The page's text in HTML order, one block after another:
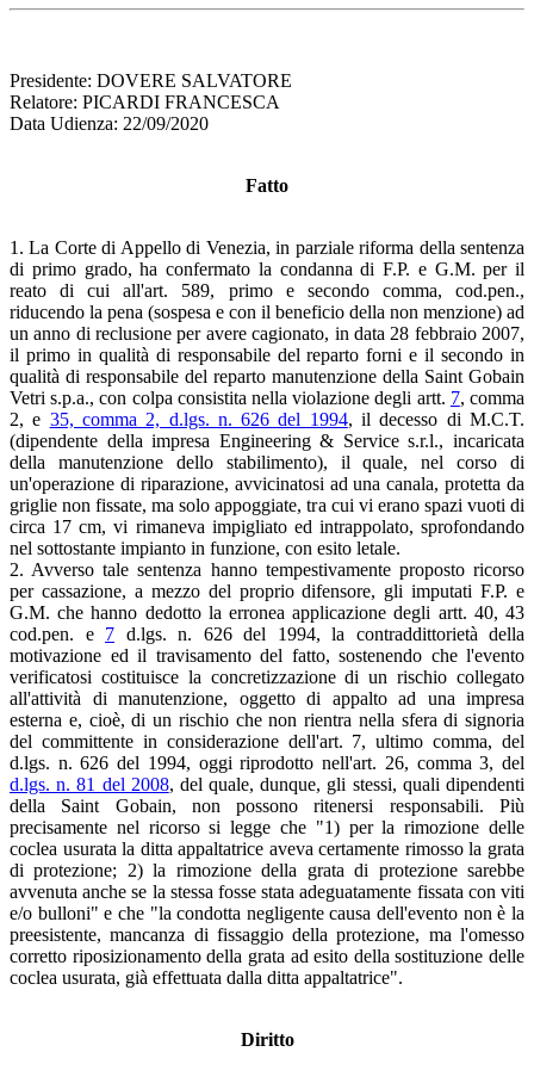
Presidente: DOVERE SALVATORE
Relatore: PICARDI FRANCESCA
Data Udienza: 22/09/2020
Fatto
1. La Corte di Appello di Venezia, in parziale riforma della sentenza
di primo grado, ha confermato la condanna di F.P. e G.M. per il
reato di cui all'art. 589, primo e secondo comma, cod.pen.,
riducendo la pena (sospesa e con il beneficio della non menzione) ad
un anno di reclusione per avere cagionato, in data 28 febbraio 2007,
il primo in qualità di responsabile del reparto forni e il secondo in
qualità di responsabile del reparto manutenzione della Saint Gobain
Vetri s.p.a., con colpa consistita nella violazione degli artt. 7, comma
2, e 35, comma 2, d.lgs. n. 626 del 1994, il decesso di M.C.T.
(dipendente della impresa Engineering & Service s.r.l., incaricata
della manutenzione dello stabilimento), il quale, nel corso di
un'operazione di riparazione, avvicinatosi ad una canala, protetta da
griglie non fissate, ma solo appoggiate, tra cui vi erano spazi vuoti di
circa 17 cm, vi rimaneva impigliato ed intrappolato, sprofondando
nel sottostante impianto in funzione, con esito letale.
2. Avverso tale sentenza hanno tempestivamente proposto ricorso
per cassazione, a mezzo del proprio difensore, gli imputati F.P. e
G.M. che hanno dedotto la erronea applicazione degli artt. 40, 43
cod.pen. e 7 d.lgs. n. 626 del 1994, la contraddittorietà della
motivazione ed il travisamento del fatto, sostenendo che l'evento
verificatosi costituisce la concretizzazione di un rischio collegato
all'attività di manutenzione, oggetto di appalto ad una impresa
esterna e, cioè, di un rischio che non rientra nella sfera di signoria
del committente in considerazione dell'art. 7, ultimo comma, del
d.lgs. n. 626 del 1994, oggi riprodotto nell'art. 26, comma 3, del
d.lgs. n. 81 del 2008, del quale, dunque, gli stessi, quali dipendenti
della Saint Gobain, non possono ritenersi responsabili. Più
precisamente nel ricorso si legge che "1) per la rimozione delle
coclea usurata la ditta appaltatrice aveva certamente rimosso la grata
di protezione; 2) la rimozione della grata di protezione sarebbe
avvenuta anche se la stessa fosse stata adeguatamente fissata con viti
e/o bulloni" e che "la condotta negligente causa dell'evento non è la
preesistente, mancanza di fissaggio della protezione, ma l'omesso
corretto riposizionamento della grata ad esito della sostituzione delle
coclea usurata, già effettuata dalla ditta appaltatrice".
Diritto